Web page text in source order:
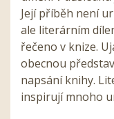
Její příběh není
ale literárním
řečeno v knize.
obecnou
napsání knihy.
inspirují mnoho